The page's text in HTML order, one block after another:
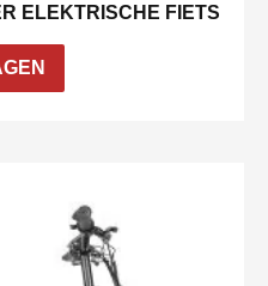
ELEKTRISCHE FIETS